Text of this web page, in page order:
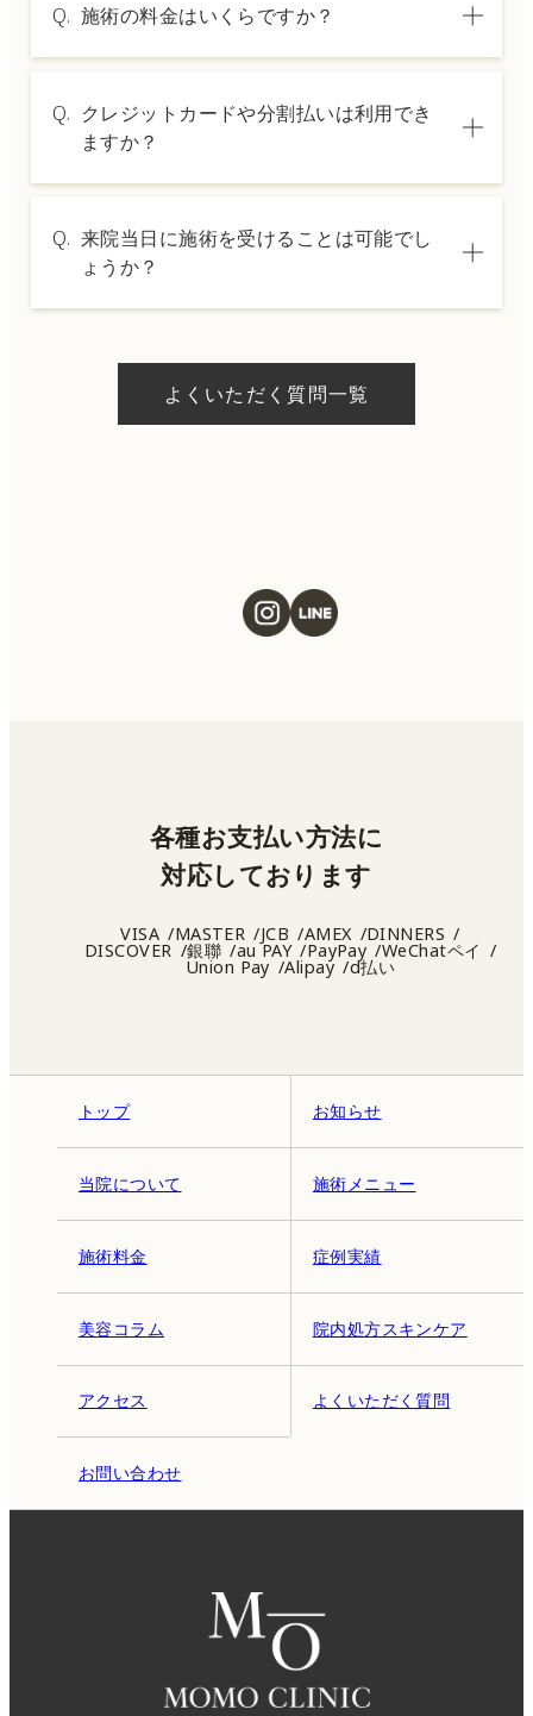
Q. 施術の料金はいくらですか？
は料金表ページをご確認いただくか、カウン
セリングでご案内いたします。
Q. クレジットカードや分割払いは利用でき
ますか？
した分割払いも可能です。詳細は受付スタッ
フにお問い合わせください。
Q. 来院当日に施術を受けることは可能でし
ょうか？
ただける施術もございます。当日の施術をご
希望の場合は、ご予約の際にお気軽にご相談
よくいただく質問一覧
トップ お知らせ
当院について 施術メニュー
施術料金 症例実績
美容コラム 院内処方スキンケア
アクセス よくいただく質問
お問い合わせ
各種お支払い方法に
対応しております
VISA MASTER JCB AMEX DINNERS
DISCOVER 銀聯 au PAY PayPay WeChatペイ
Union Pay Alipay d払い